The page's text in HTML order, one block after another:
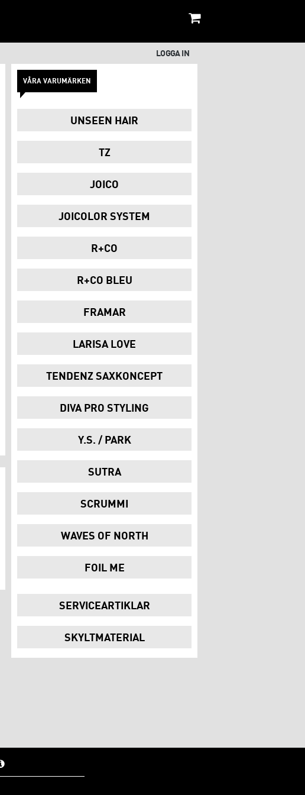
LOGGA IN
VÅRA VARUMÄRKEN
UNSEEN HAIR
TZ
JOICO
JOICOLOR SYSTEM
R+CO
R+CO BLEU
FRAMAR
LARISA LOVE
TENDENZ SAXKONCEPT
DIVA PRO STYLING
Y.S. / PARK
SUTRA
SCRUMMI
WAVES OF NORTH
FOIL ME
SERVICEARTIKLAR
SKYLTMATERIAL